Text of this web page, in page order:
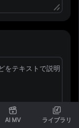
AI MV ライブラリ